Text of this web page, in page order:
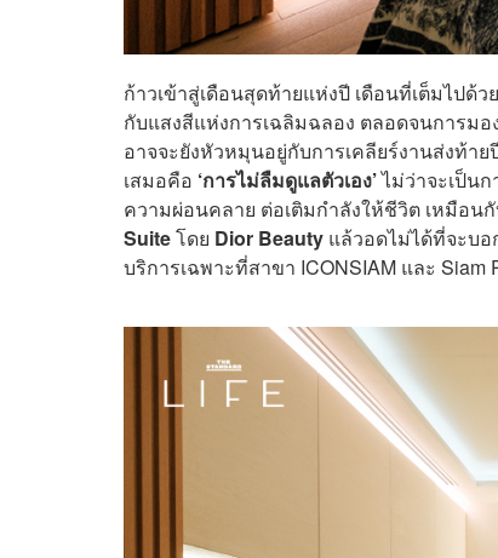
ก้าวเข้าสู่เดือนสุดท้ายแห่งปี เดือนที่เต็มไป
กับแสงสีแห่งการเฉลิมฉลอง ตลอดจนการมอ
อาจจะยังหัวหมุนอยู่กับการเคลียร์งานส่งท้
เสมอคือ ‘การไม่ลืมดูแลตัวเอง’ไม่ว่าจะเป็น
ความผ่อนคลาย ต่อเติมกำลังให้ชีวิต เหมือน
Suiteโดย Dior Beauty แล้วอดไม่ได้ที่จะบ
บริการเฉพาะที่สาขา ICONSIAM และ Siam